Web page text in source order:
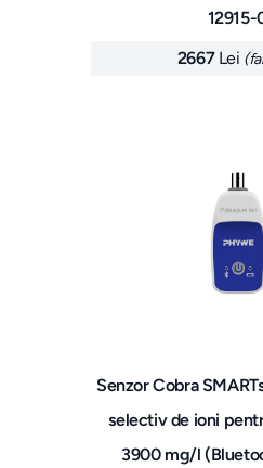
12915-
2667 Lei
Senzor Cobra
selectiv de ioni
3900 mg/l